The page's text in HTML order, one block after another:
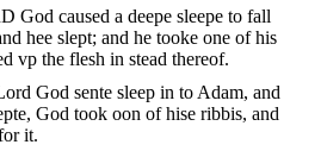
God caused a deepe sleepe to fall
hee slept; and he tooke one of his
vp the flesh in stead thereof.
God sente sleep in to Adam, and
God took oon of hise ribbis, and
it.